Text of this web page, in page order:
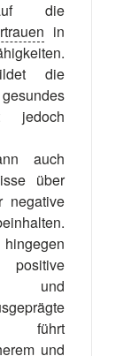
auf die
in
die
jedoch
auch
über
negative
positive
führt
und